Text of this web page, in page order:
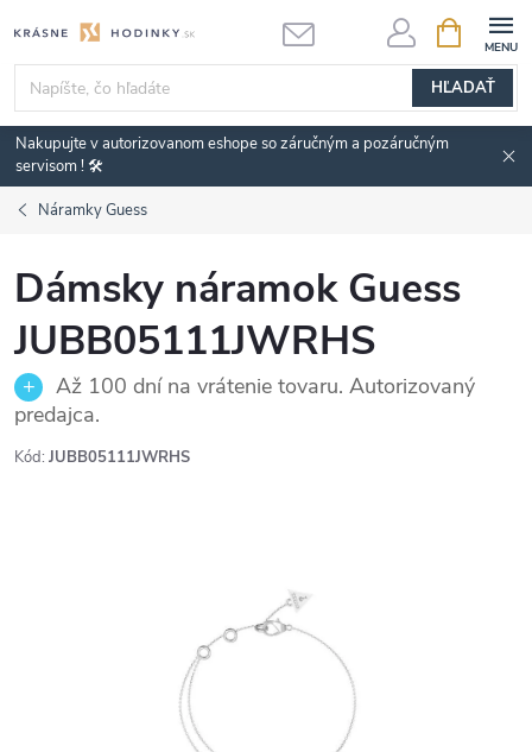
na
obsah
HĽADAŤ
KOŠÍK
Nakupujte v autorizovanom eshope so záručným a pozáručným
servisom ! 🛠️
Náramky Guess
Dámsky náramok Guess
JUBB05111JWRHS
Až 100 dní na vrátenie tovaru. Autorizovaný
predajca.
Kód: JUBB05111JWRHS